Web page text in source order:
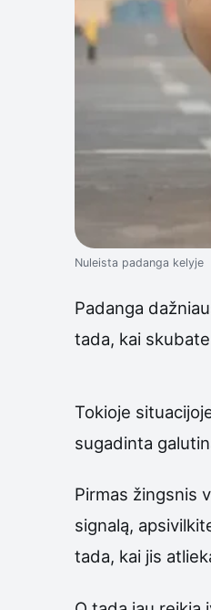
Nuleista padanga kelyje
Padanga
tada, kai
Tokioje
sugadinta
Pirmas žingsnis
signalą,
tada, kai jis